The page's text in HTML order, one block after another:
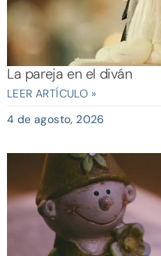
La pareja en el diván
LEER ARTÍCULO »
4 de agosto, 2026